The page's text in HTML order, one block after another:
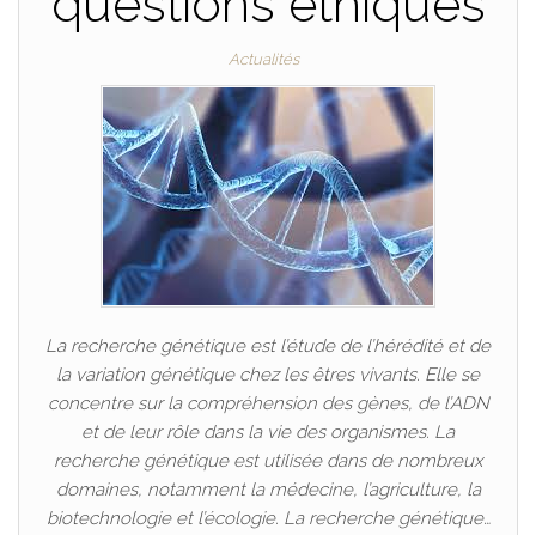
Actualités
La recherche génétique est l’étude de l’hérédité et de
la variation génétique chez les êtres vivants. Elle se
concentre sur la compréhension des gènes, de l’ADN
et de leur rôle dans la vie des organismes. La
recherche génétique est utilisée dans de nombreux
domaines, notamment la médecine, l’agriculture, la
biotechnologie et l’écologie. La recherche génétique…